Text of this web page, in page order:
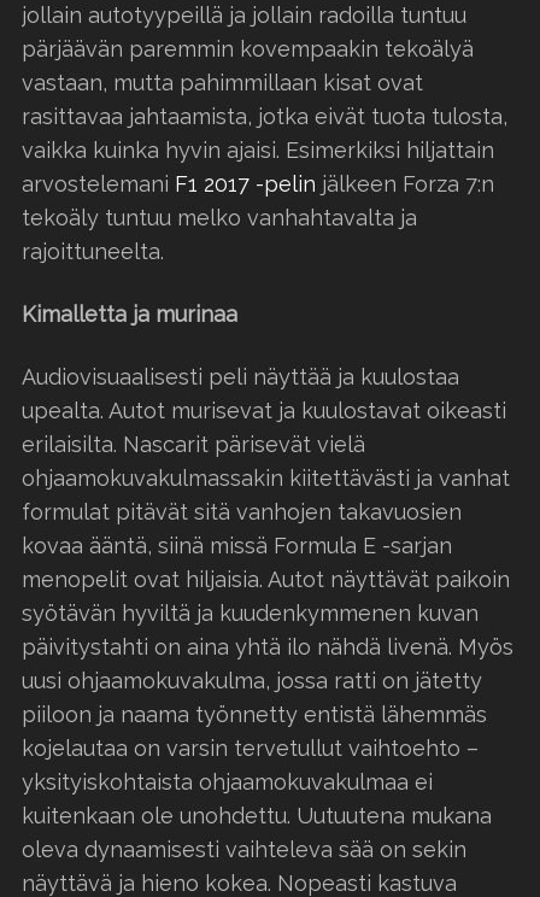
jollain autotyypeillä ja jollain radoilla tuntuu
pärjäävän paremmin kovempaakin tekoälyä
vastaan, mutta pahimmillaan kisat ovat
rasittavaa jahtaamista, jotka eivät tuota tulosta,
vaikka kuinka hyvin ajaisi. Esimerkiksi hiljattain
arvostelemani F1 2017 -pelin jälkeen Forza 7:n
tekoäly tuntuu melko vanhahtavalta ja
rajoittuneelta.
Kimalletta ja murinaa
Audiovisuaalisesti peli näyttää ja kuulostaa
upealta. Autot murisevat ja kuulostavat oikeasti
erilaisilta. Nascarit pärisevät vielä
ohjaamokuvakulmassakin kiitettävästi ja vanhat
formulat pitävät sitä vanhojen takavuosien
kovaa ääntä, siinä missä Formula E -sarjan
menopelit ovat hiljaisia. Autot näyttävät paikoin
syötävän hyviltä ja kuudenkymmenen kuvan
päivitystahti on aina yhtä ilo nähdä livenä. Myös
uusi ohjaamokuvakulma, jossa ratti on jätetty
piiloon ja naama työnnetty entistä lähemmäs
kojelautaa on varsin tervetullut vaihtoehto –
yksityiskohtaista ohjaamokuvakulmaa ei
kuitenkaan ole unohdettu. Uutuutena mukana
oleva dynaamisesti vaihteleva sää on sekin
näyttävä ja hieno kokea. Nopeasti kastuva